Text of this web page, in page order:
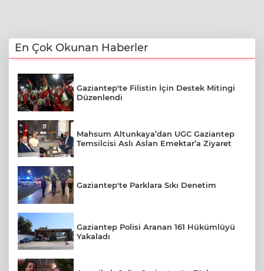
En Çok Okunan Haberler
Gaziantep'te Filistin İçin Destek Mitingi
Düzenlendi
Mahsum Altunkaya’dan UGC Gaziantep
Temsilcisi Aslı Aslan Emektar’a Ziyaret
Gaziantep'te Parklara Sıkı Denetim
Gaziantep Polisi Aranan 161 Hükümlüyü
Yakaladı